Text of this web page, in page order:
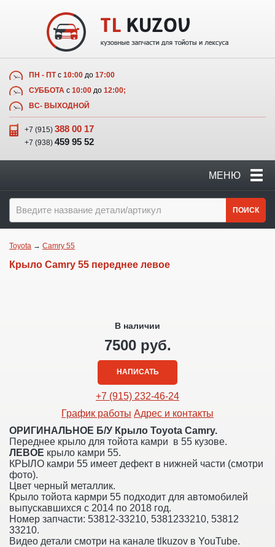
ПН - ПТс 10:00 до 17:00
СУББОТА с 10:00 до 12:00;
ВС- ВЫХОДНОЙ
+7 (915) 388 00 17
+7 (938) 459 95 52
МЕНЮ
ПОИСК
Toyota → Camry 55
Крыло Camry 55 переднее левое
В наличии
7500 руб.
НАПИСАТЬ
+7 (915) 232-46-24
График работы Адрес и контакты
ОРИГИНАЛЬНОЕ Б/У Крыло Toyota Camry.
Переднее крыло для тойота камри в 55 кузове.
ЛЕВОЕ крыло камри 55.
КРЫЛО камри 55 имеет дефект в нижней части (смотри
фото).
Цвет черный металлик.
Крыло тойота кармри 55 подходит для автомобилей
выпускавшихся с 2014 по 2018 год.
Номер запчасти: 53812-33210, 5381233210, 53812
33210.
Видео детали смотри на канале tlkuzov в YouTube.